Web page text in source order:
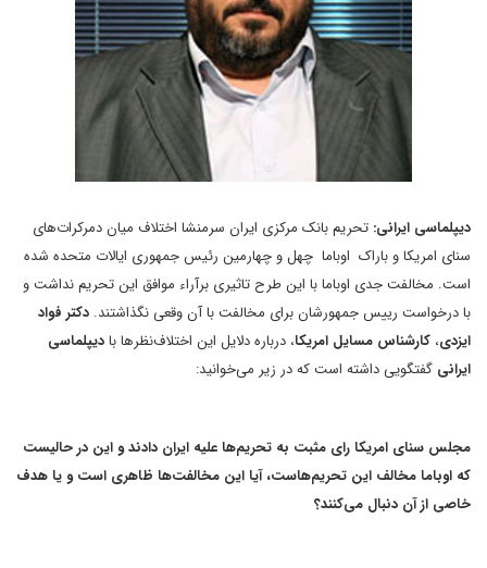
دیپلماسی ایرانی: تحریم بانک مرکزی ایران سرمنشا اختلاف میان دمرکرات‌های
سنای امریکا و باراک اوباما چهل و چهارمین رئیس جمهوری ایالات متحده شده
است. مخالفت جدی اوباما با این طرح تاثیری برآراء موافق این تحریم نداشت و
با درخواست رییس جمهورشان برای مخالفت با آن وقعی نگذاشتند. دکتر فواد
ایزدی، کارشناس مسایل امریکا، درباره دلایل این اختلاف‌نظرها بادیپلماسی
ایرانی گفتگویی داشته است که در زیر می‌خوانید:
مجلس سنای امریکا رای مثبت به تحریم‌ها علیه ایران دادند و این در حالیست
که اوباما مخالف این تحریم‌هاست، آیا این مخالفت‌ها ظاهری است و یا هدف
خاصی از آن دنبال می‌کنند؟